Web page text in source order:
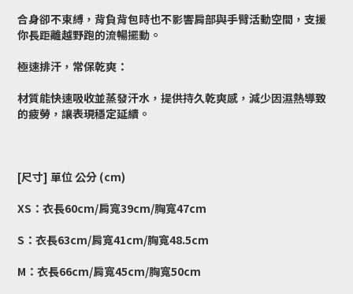
合身卻不束縛，背負背包時也不影響肩部與手臂活動空間，支援
你長距離越野跑的流暢擺動。
極速排汗，常保乾爽：
材質能快速吸收並蒸發汗水，提供持久乾爽感，減少因濕熱導致
的疲勞，讓表現穩定延續。
[尺寸] 單位 公分 (cm)
XS：衣長60cm/肩寬39cm/胸寬47cm
S：衣長63cm/肩寬41cm/胸寬48.5cm
M：衣長66cm/肩寬45cm/胸寬50cm